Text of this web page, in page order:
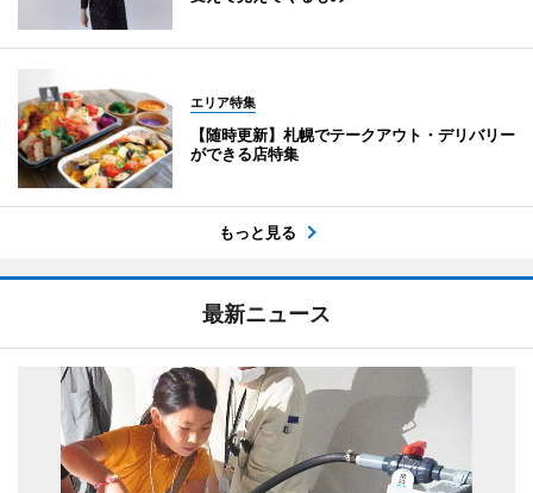
エリア特集
【随時更新】札幌でテークアウト・デリバリー
ができる店特集
もっと見る
最新ニュース